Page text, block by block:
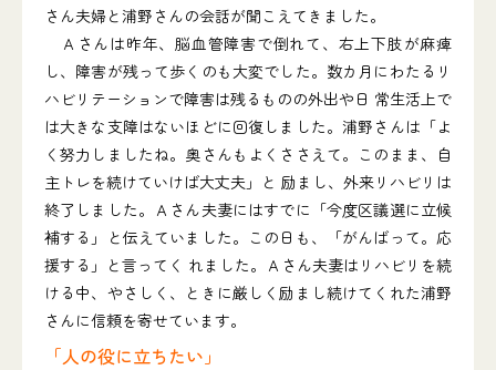
さん夫婦と浦野さんの会話が聞こえてきました。
Ａさんは昨年、脳血管障害で倒れて、右上下肢が麻痺
し、障害が残って歩くのも大変でした。数カ月にわたるリ
ハビリテーションで障害は残るものの外出や日 常生活上で
は大きな支障はないほどに回復しました。浦野さんは「よ
く努力しましたね。奥さんもよくささえて。このまま、自
主トレを続けていけば大丈夫」と 励まし、外来リハビリは
終了しました。Ａさん夫妻にはすでに「今度区議選に立候
補する」と伝えていました。この日も、「がんばって。応
援する」と言ってく れました。Ａさん夫妻はリハビリを続
ける中、やさしく、ときに厳しく励まし続けてくれた浦野
さんに信頼を寄せています。
「人の役に立ちたい」